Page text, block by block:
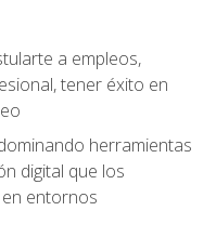
a empleos,
tener éxito en
herramientas
digital que los
entornos